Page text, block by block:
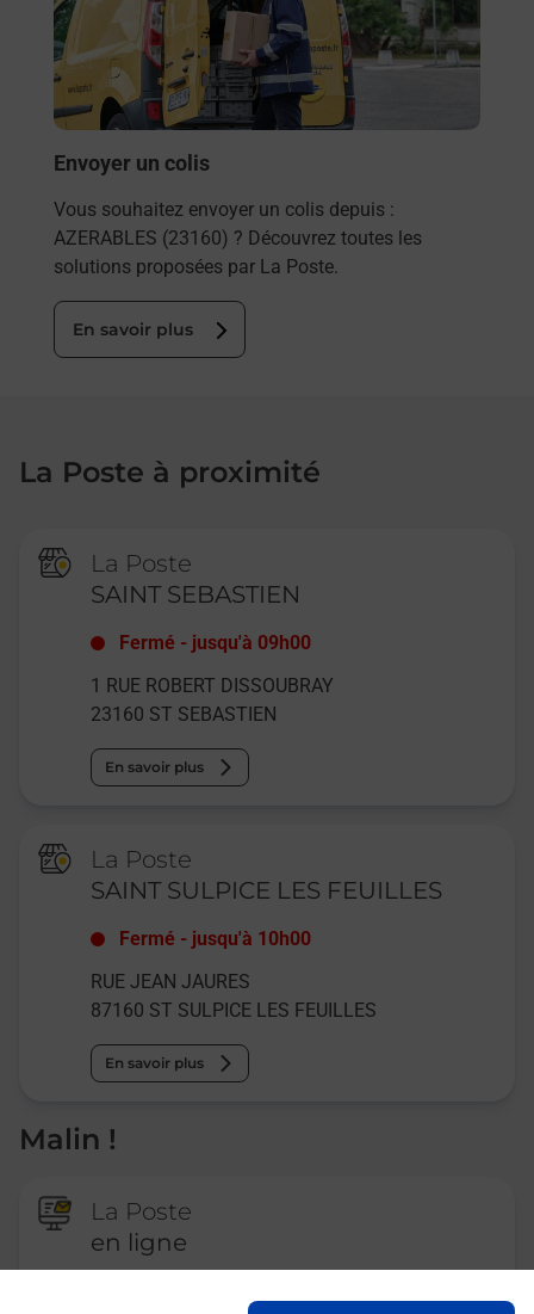
Envoyer un colis
Vous souhaitez envoyer un colis depuis :
AZERABLES (23160) ? Découvrez toutes les
solutions proposées par La Poste.
En savoir plus
La Poste à proximité
La Poste
SAINT SEBASTIEN
Fermé - jusqu'à 09h00
1 RUE ROBERT DISSOUBRAY
23160 ST SEBASTIEN
En savoir plus
La Poste
SAINT SULPICE LES FEUILLES
Fermé - jusqu'à 10h00
RUE JEAN JAURES
87160 ST SULPICE LES FEUILLES
En savoir plus
Malin !
La Poste
en ligne